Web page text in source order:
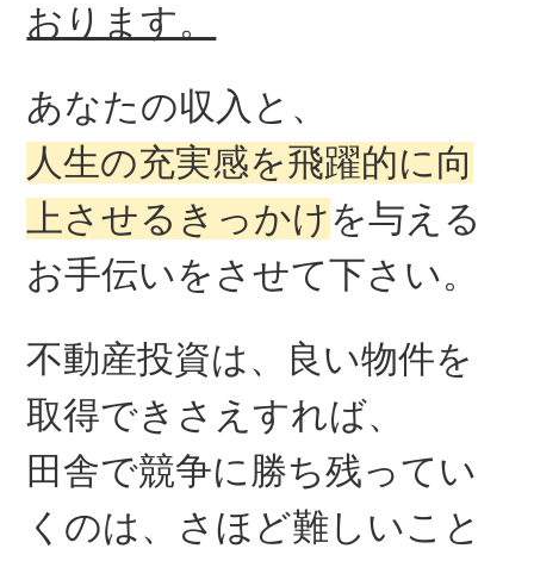
おります。
あなたの収入と、
人生の充実感を飛躍的に向
上させるきっかけを与える
お手伝いをさせて下さい。
不動産投資は、良い物件を
取得できさえすれば、
田舎で競争に勝ち残ってい
くのは、さほど難しいこと